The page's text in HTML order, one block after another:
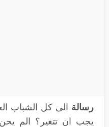
رسالة الى كل الشباب
يجب ان تتغير؟ الم